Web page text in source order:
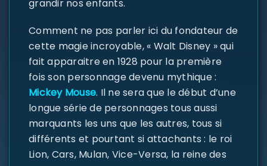
grandir nos enfants.
Comment ne pas parler ici du fondateur de
cette magie incroyable, « Walt Disney » qui
fait apparaitre en 1928 pour la première
fois son personnage devenu mythique :
Mickey Mouse. Il ne sera que le début d’une
longue série de personnages tous aussi
marquants les uns que les autres, tous si
différents et pourtant si attachants : le roi
Lion, Cars, Mulan, Vice-Versa, la reine des